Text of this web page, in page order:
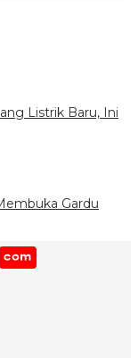
Listrik Baru, Ini
Gardu